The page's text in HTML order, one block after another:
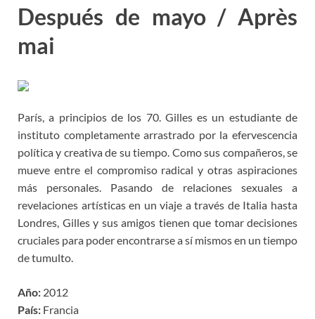
Después de mayo / Après
mai
París, a principios de los 70. Gilles es un estudiante de
instituto completamente arrastrado por la efervescencia
política y creativa de su tiempo. Como sus compañeros, se
mueve entre el compromiso radical y otras aspiraciones
más personales. Pasando de relaciones sexuales a
revelaciones artísticas en un viaje a través de Italia hasta
Londres, Gilles y sus amigos tienen que tomar decisiones
cruciales para poder encontrarse a sí mismos en un tiempo
de tumulto.
Año: 2012
País: Francia